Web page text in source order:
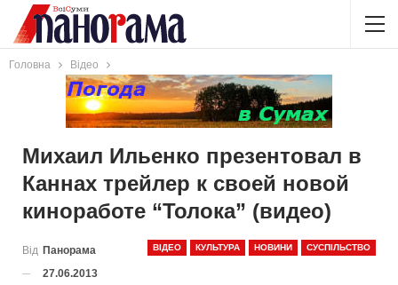
Головна Відео
Михаил Ильенко презентовал в
Каннах трейлер к своей новой
киноработе “Толока” (видео)
ВІДЕО КУЛЬТУРА НОВИНИ СУСПІЛЬСТВО
Від Панорама
27.06.2013